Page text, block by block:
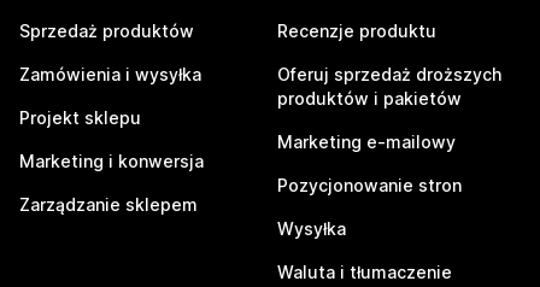
Sprzedaż produktów
Zamówienia i wysyłka
Projekt sklepu
Marketing i konwersja
Zarządzanie sklepem
Recenzje produktu
Oferuj sprzedaż droższych
produktów i pakietów
Marketing e-mailowy
Pozycjonowanie stron
Wysyłka
Waluta i tłumaczenie